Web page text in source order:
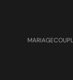
MARIAGE